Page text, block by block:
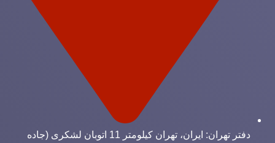
دفتر تهران: ایران، تهران کیلومتر 11 اتوبان لشکری (جاده